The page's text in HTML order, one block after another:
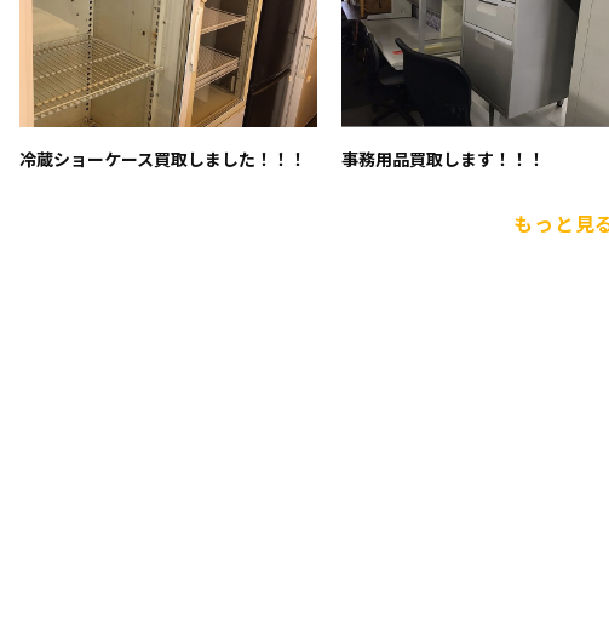
冷蔵ショーケース買取しました！！！ 事務用品買取します！！！
もっと見